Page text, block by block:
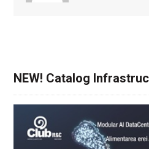
NEW! Catalog